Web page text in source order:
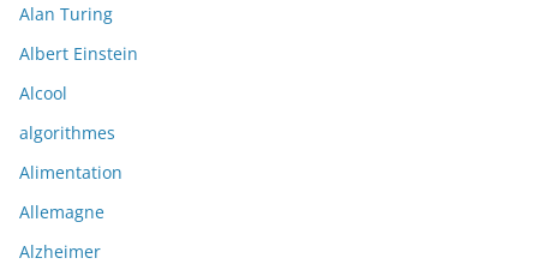
Alan Turing
Albert Einstein
Alcool
algorithmes
Alimentation
Allemagne
Alzheimer